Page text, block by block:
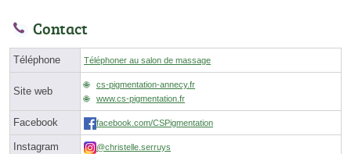
Contact
Téléphone Téléphoner au salon de massage
Site web
cs-pigmentation-annecy.fr
www.cs-pigmentation.fr
Facebook facebook.com/CSPigmentation
Instagram @christelle.serruys